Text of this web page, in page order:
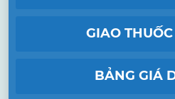
GIAO
BẢNG GIÁ